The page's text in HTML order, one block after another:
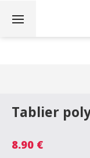
Tablier
8.90 €